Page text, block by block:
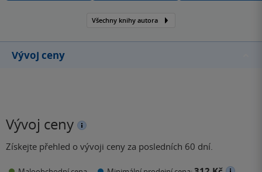
Všechny knihy autora
Vývoj ceny
Vývoj ceny
Získejte přehled o vývoji ceny za posledních 60 dní.